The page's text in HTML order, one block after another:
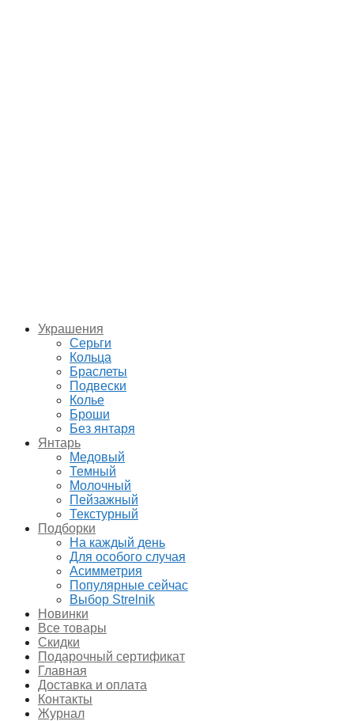
Украшения
Серьги
Кольца
Браслеты
Подвески
Колье
Броши
Без янтаря
Янтарь
Медовый
Темный
Молочный
Пейзажный
Текстурный
Подборки
На каждый день
Для особого случая
Асимметрия
Популярные сейчас
Выбор Strelnik
Новинки
Все товары
Скидки
Подарочный сертификат
Главная
Доставка и оплата
Контакты
Журнал